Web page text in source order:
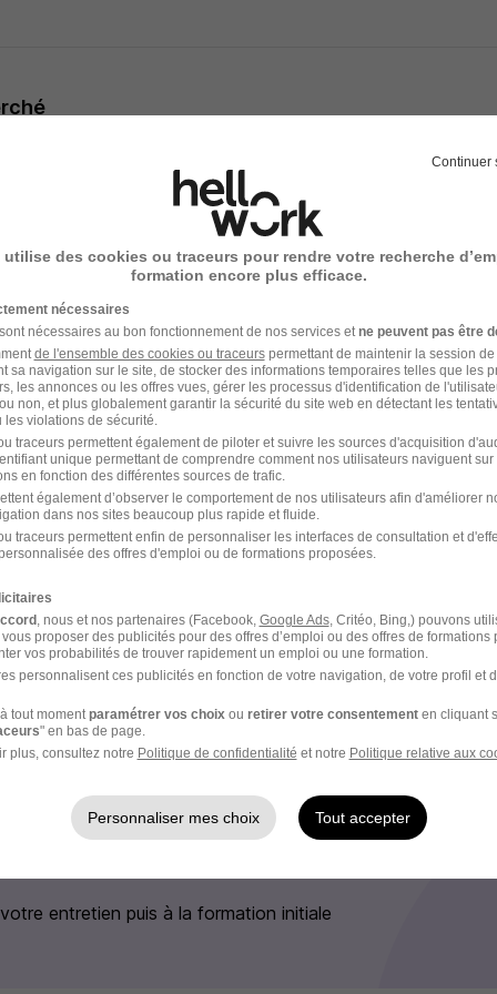
diplôme de niveau Bac minimum, ou étudiant dans le
d'une grande école (HEC, X, ENS, Centrale, ESSEC,
de l'Éducation Nationale ou Professionnel.
ton savoir, ta passion et tes connaissances à des
pédagogue et motivé(e)
gratuite
(jusqu'à 40€/h)
tu souhaites donner cours
de travail, car tu peux donner cours via visioconférence
choix (au domicile de l'élève, à ton domicile, dans un lieu
recrutement
peuvent varier selon l'offre à laquelle vous postulez.
qui vous correspond
entretien puis à la formation initiale
Continuer
utilise des cookies ou traceurs pour rendre votre recherche
formation encore plus efficace.
nécessaires
nécessaires au bon fonctionnement de nos services et ne peuvent pas être
de l'ensemble des cookies ou traceurspermettant de maintenir la session
sa navigation sur le site, de stocker des informations temporaires telles que les
les annonces ou les offres vues, gérer les processus d'identification de
non, et plus globalement garantir la sécurité du site web en détectant les
violations de sécurité.
traceurs permettent également de piloter et suivre les sources d'acquisition
unique permettant de comprendre comment nos utilisateurs naviguent sur
en fonction des différentes sources de trafic.
également d’observer le comportement de nos utilisateurs afin d'améliorer
dans nos sites beaucoup plus rapide et fluide.
traceurs permettent enfin de personnaliser les interfaces de consultation et
des offres d'emploi ou de formations proposées.
, nous et nos partenaires (Facebook, Google Ads, Critéo, Bing,) pouvons
proposer des publicités pour des offres d’emploi ou des offres de formations
vos probabilités de trouver rapidement un emploi ou une formation.
personnalisent ces publicités en fonction de votre navigation, de votre profil et
tout moment paramétrer vos choix ou retirer votre consentementen cliquant
" en bas de page.
plus, consultez notre Politique de confidentialité et notre Politique relative aux
Personnaliser mes choix Tout accepter